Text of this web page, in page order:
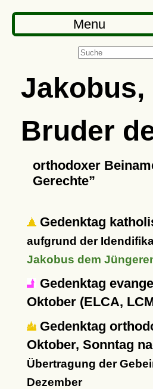
Menu
Jakobus,
Bruder
orthodoxer
Gerechte
Gedenktag
aufgrund der
Jakobus dem
Gedenktag
Oktober (ELCA,
Gedenktag
Oktober, Sonntag
Übertragung der
Dezember